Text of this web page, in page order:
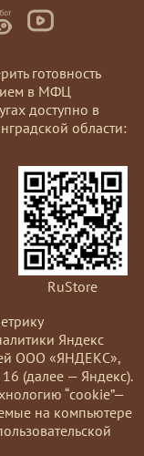
готовность
в МФЦ
доступно в
области:
RuStore
Яндекс
ООО «ЯНДЕКС»,
16 (далее — Яндекс).
“cookie”—
на компьютере